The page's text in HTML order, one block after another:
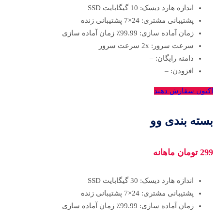
اندازه هارد دیسک: 10 گیگابایت SSD
پشتیبانی مشتری: 24×7 پشتیبانی زنده
زمان آماده سازی: 99.99٪ زمان آماده سازی
سرعت سرور: 2x سرعت سرور
دامنه رایگان: –
افزودن: –
اکنون سفارش دهید
بسته بندی وو
299 تومان ماهانه
اندازه هارد دیسک: 30 گیگابایت SSD
پشتیبانی مشتری: 24×7 پشتیبانی زنده
زمان آماده سازی: 99.99٪ زمان آماده سازی